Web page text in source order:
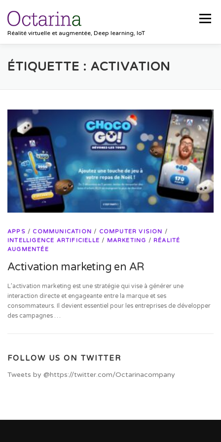
Réalité virtuelle et augmentée, Deep learning, IoT
Menu
ACCUEIL PROJETS SOLUTIONS
CONTACT
ÉTIQUETTE : ACTIVATION
APPS / COMMUNICATION / COMPUTER VISION /
INTELLIGENCE ARTIFICIELLE / MARKETING / RÉALITÉ
AUGMENTÉE
Activation marketing en AR
L’activation marketing est une stratégie qui vise à générer une
interaction directe et engageante entre la marque et ses
consommateurs. Il devient essentiel pour les entreprises de développer
des campagnes …
FOLLOW US ON TWITTER
Tweets by @https://twitter.com/Octarinacompany